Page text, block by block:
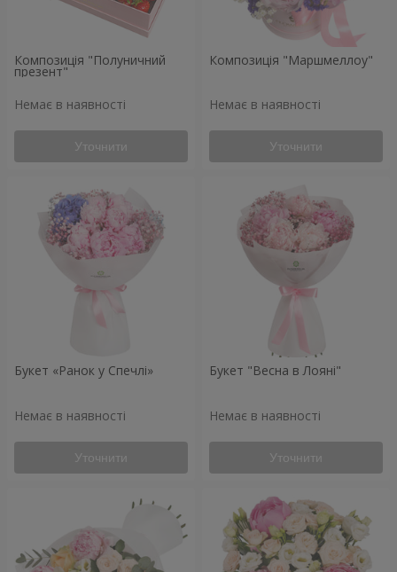
Композиція "Полуничний
презент"
Немає в наявності
Уточнити
Композиція "Маршмеллоу"
Немає в наявності
Уточнити
Букет «Ранок у Спечлі»
Немає в наявності
Уточнити
Букет "Весна в Лояні"
Немає в наявності
Уточнити